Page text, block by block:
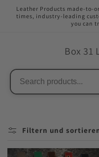
zum
Inhalt
Leather Products made-to-
times, industry-leading
you can
Box 31
Filtern und